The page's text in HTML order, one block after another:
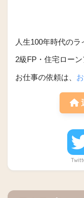
人生100年時代の
2級FP・住宅ロー
お仕事の依頼は、